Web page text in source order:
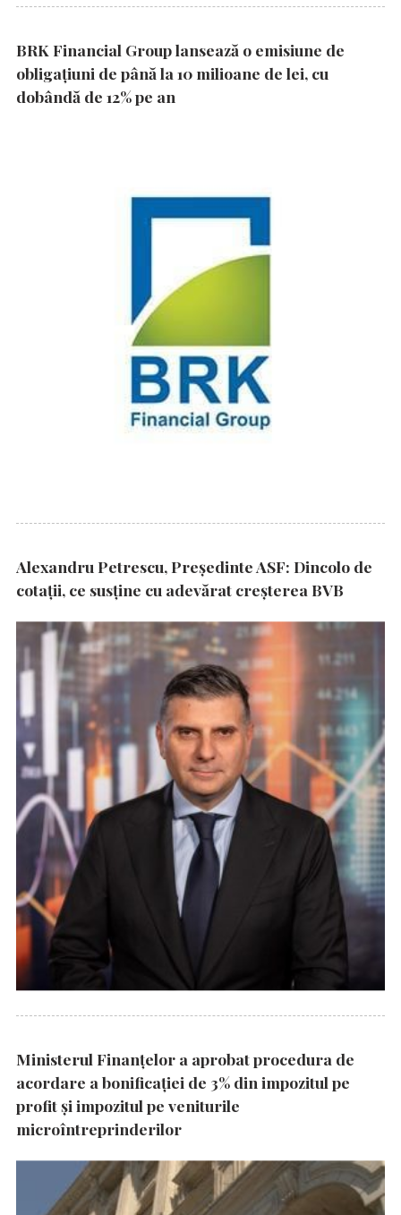
BRK Financial Group lansează o emisiune de
obligațiuni de până la 10 milioane de lei, cu
dobândă de 12% pe an
Alexandru Petrescu, Președinte ASF: Dincolo de
cotații, ce susține cu adevărat creșterea BVB
Ministerul Finanțelor a aprobat procedura de
acordare a bonificației de 3% din impozitul pe
profit și impozitul pe veniturile
microîntreprinderilor